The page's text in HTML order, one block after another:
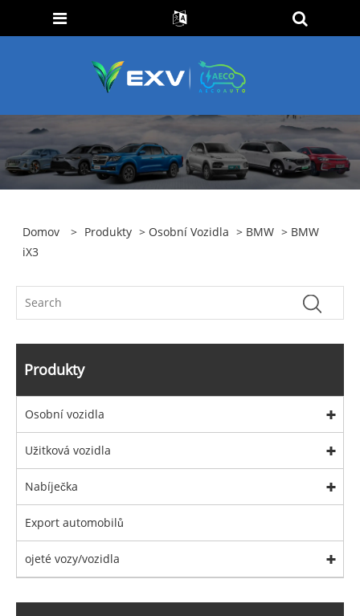
Domov > Produkty > Osobní Vozidla > BMW > BMW
iX3
Produkty
Osobní vozidla
Užitková vozidla
Nabíječka
Export automobilů
ojeté vozy/vozidla